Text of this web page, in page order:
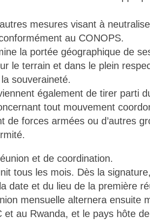
mesures visant à
au CONOPS.
la portée géographique de
le terrain et dans le plein
souveraineté.
également de tirer parti
tout mouvement
de forces armées ou d’autres
et de coordination.
tous les mois. Dès la
date et du lieu de la première
mensuelle alternera ensuite
et au Rwanda, et le pays hôte